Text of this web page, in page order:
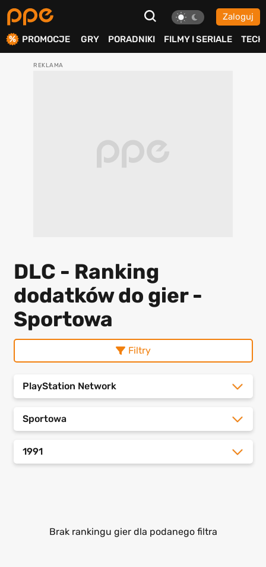
Zaloguj
PROMOCJE GRY PORADNIKI FILMY I SERIALE TECH
DLC - Ranking
dodatków do gier -
Sportowa
Filtry
PlayStation Network
Sportowa
1991
Brak rankingu gier dla podanego filtra